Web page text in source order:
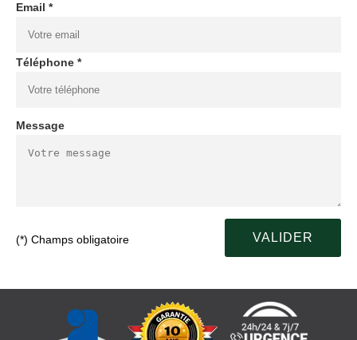
Email *
Téléphone *
Message
(*) Champs obligatoire